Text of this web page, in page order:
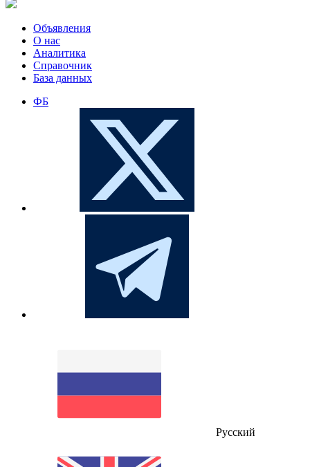
Объявления
О нас
Аналитика
Справочник
База данных
ФБ
Русский